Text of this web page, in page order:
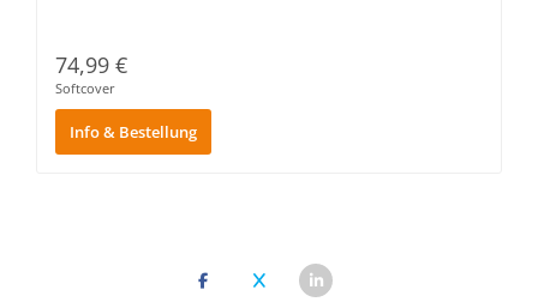
74,99 €
Softcover
Info & Bestellung